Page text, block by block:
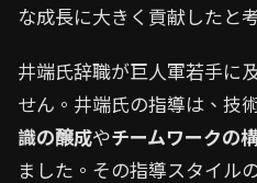
な成長に大きく貢献したと
井端氏辞職が巨人軍若手に
せん。井端氏の指導は、技
識の醸成やチームワークの
ました。その指導スタイル